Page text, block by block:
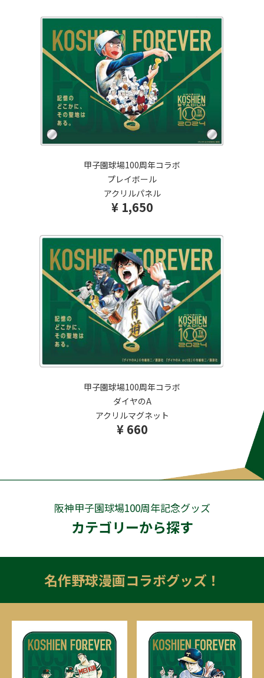
甲子園球場100周年コラボ
プレイボール
アクリルパネル
¥ 1,650
甲子園球場100周年コラボ
ダイヤのA
アクリルマグネット
¥ 660
阪神甲子園球場100周年記念グッズ
カテゴリーから探す
名作野球漫画コラボグッズ！